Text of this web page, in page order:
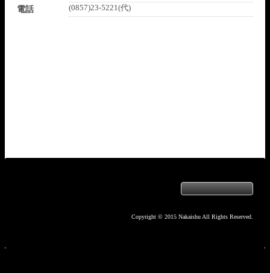
電話
(0857)23-5221(代)
Copyright © 2015 Nakaishu All Rights Reserved.